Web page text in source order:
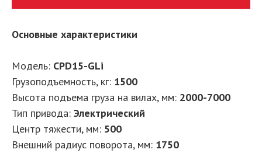
Основные характеристики
Модель: CPD15-GLi
Грузоподъемность, кг: 1500
Высота подъема груза на вилах, мм: 2000-7000
Тип привода: Электрический
Центр тяжести, мм: 500
Внешний радиус поворота, мм: 1750